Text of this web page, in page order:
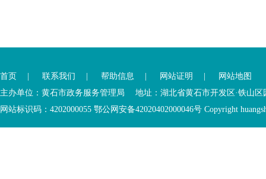
首页 联系我们 帮助信息 网站证明
网站地图
主办单位：黄石市政务服务管理局 地址：湖北省黄石市开发区·铁山
网站标识码：4202000055 鄂公网安备42020402000046号 Copyright